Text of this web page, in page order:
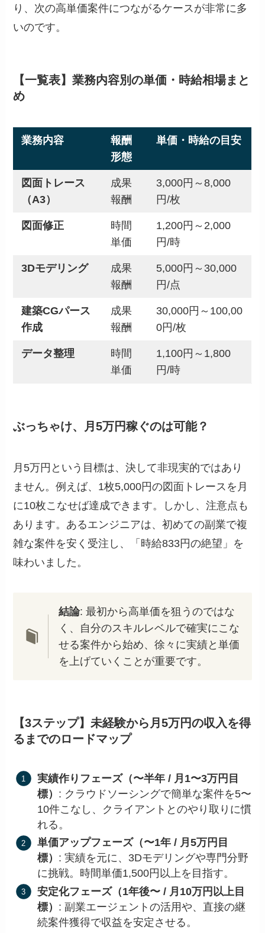
り、次の高単価案件につながるケースが非常に多
いのです。
【一覧表】業務内容別の単価・時給相場まと
め
業務内容
報酬
形態
単価・時給の目安
図面トレース
（A3）
成果
報酬
3,000円～8,000
円/枚
図面修正
時間
単価
1,200円～2,000
円/時
3Dモデリング
成果
報酬
5,000円～30,000
円/点
建築CGパース
作成
成果
報酬
30,000円～100,00
0円/枚
データ整理
時間
単価
1,100円～1,800
円/時
ぶっちゃけ、月5万円稼ぐのは可能？
月5万円という目標は、決して非現実的ではあり
ません。例えば、1枚5,000円の図面トレースを月
に10枚こなせば達成できます。しかし、注意点も
あります。あるエンジニアは、初めての副業で複
雑な案件を安く受注し、「時給833円の絶望」を
味わいました。
結論: 最初から高単価を狙うのではな
く、自分のスキルレベルで確実にこな
せる案件から始め、徐々に実績と単価
を上げていくことが重要です。
【3ステップ】未経験から月5万円の収入を得
るまでのロードマップ
実績作りフェーズ（〜半年 / 月1〜3万円目
標） : クラウドソーシングで簡単な案件を5〜
10件こなし、クライアントとのやり取りに慣
れる。
単価アップフェーズ（〜1年 / 月5万円目
標） : 実績を元に、3Dモデリングや専門分野
に挑戦。時間単価1,500円以上を目指す。
安定化フェーズ（1年後〜 / 月10万円以上目
標） : 副業エージェントの活用や、直接の継
続案件獲得で収益を安定させる。